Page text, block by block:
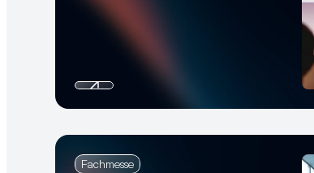
Fachmesse